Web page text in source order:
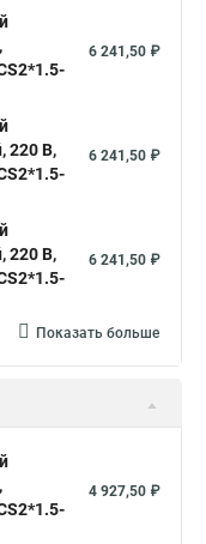
занавесы
6 241,50 ₽
220 В,
6 241,50 ₽
220 В,
6 241,50 ₽
Показать больше
4 927,50 ₽